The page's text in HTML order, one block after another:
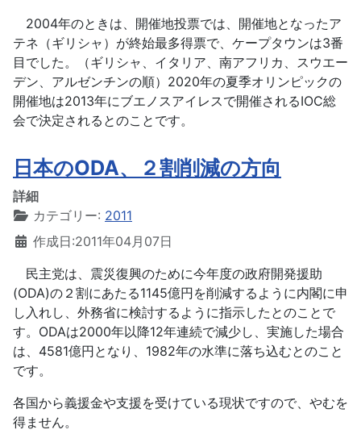
2004年のときは、開催地投票では、開催地となったア
テネ（ギリシャ）が終始最多得票で、ケープタウンは3番
目でした。（ギリシャ、イタリア、南アフリカ、スウエー
デン、アルゼンチンの順）2020年の夏季オリンピックの
開催地は2013年にブエノスアイレスで開催されるIOC総
会で決定されるとのことです。
日本のODA、２割削減の方向
詳細
カテゴリー: 2011
作成日:2011年04月07日
民主党は、震災復興のために今年度の政府開発援助
(ODA)の２割にあたる1145億円を削減するように内閣に申
し入れし、外務省に検討するように指示したとのことで
す。ODAは2000年以降12年連続で減少し、実施した場合
は、4581億円となり、1982年の水準に落ち込むとのこと
です。
各国から義援金や支援を受けている現状ですので、やむを
得ません。